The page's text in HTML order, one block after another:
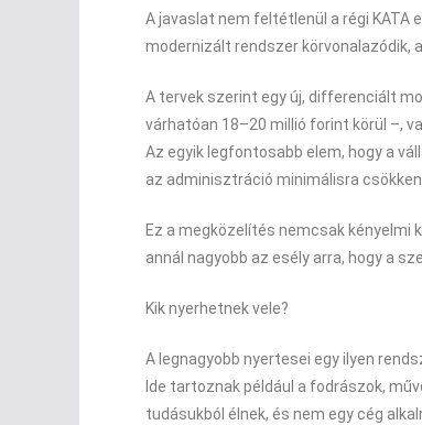
A javaslat nem feltétlenül a régi KATA
modernizált rendszer körvonalazódik,
A tervek szerint egy új, differenciált
várhatóan 18–20 millió forint körül –,
Az egyik legfontosabb elem, hogy a
az adminisztráció minimálisra
Ez a megközelítés nemcsak kényelmi
annál nagyobb az esély arra, hogy a
Kik nyerhetnek vele?
A legnagyobb nyertesei egy ilyen
Ide tartoznak például a fodrászok,
tudásukból élnek, és nem egy cég